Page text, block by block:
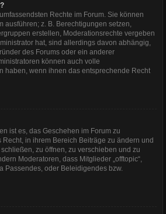
Rechte im Forum. Sie können
ausführen; z. B. Berechtigungen setzen,
erstellen, Moderationsrechte vergeben
hat, sind allerdings davon abhängig,
des Forums oder ein anderer
können auch volle
haben, wenn ihnen das entsprechende Recht
ist es, das Geschehen im Forum zu
in ihrem Bereich Beiträge zu ändern und
zu öffnen, zu verschieben und zu
Moderatoren, dass Mitglieder „offtopic“,
Passendes, oder Beleidigendes bzw.